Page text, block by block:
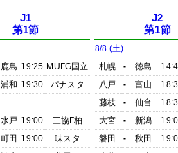
J1
第1節
鹿島 19:25 MUFG国立
浦和 19:30
パナスタ
水戸 19:00
三協F柏
町田 19:00
味スタ
J2
第1節
8/8 (土)
札幌
- 徳島
八戸
- 富山
藤枝
- 仙台
大宮
- 新潟
磐田
- 秋田